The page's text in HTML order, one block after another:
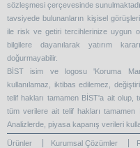
sözleşmesi çerçevesinde
tavsiyede bulunanların kişisel
ile risk ve getiri tercihlerinize uygun
bilgilere dayanılarak yatırım
doğurmayabilir.
BİST isim ve logosu 'Koruma
kullanılamaz, iktibas edilemez,
telif hakları tamamen BİST'a ait olup,
tüm verilere ait telif hakları tamamen
Analizlerde, piyasa kapanış verileri
Ürünler Kurumsal Çözümler